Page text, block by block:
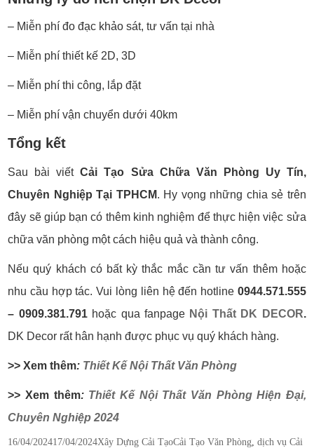
– Miễn phí đo đạc khảo sát, tư vấn tại nhà
– Miễn phí thiết kế 2D, 3D
– Miễn phí thi công, lắp đặt
– Miễn phí vận chuyển dưới 40km
Tổng kết
Sau bài viếtCải Tạo Sửa Chữa Văn Phòng Uy Tín,
Chuyên Nghiệp Tại TPHCM. Hy vọng những chia sẻ trên
đây sẽ giúp bạn có thêm kinh nghiệm để thực hiện việc sửa
chữa văn phòng một cách hiệu quả và thành công.
Nếu quý khách có bất kỳ thắc mắc cần tư vấn thêm hoặc
nhu cầu hợp tác. Vui lòng liên hệ đến hotline 0944.571.555
– 0909.381.791hoặc qua fanpage Nội Thất DK DECOR.
DK Decor rất hân hạnh được phục vụ quý khách hàng.
>> Xem thêm: Thiết Kế Nội Thất Văn Phòng
>> Xem thêm: Thiết Kế Nội Thất Văn Phòng Hiện Đại,
Chuyên Nghiệp 2024
Posted
16/04/202417/04/2024Categories
Xây Dựng Cải TạoTags
Cải Tạo Văn Phòng ,dịch vụ Cải